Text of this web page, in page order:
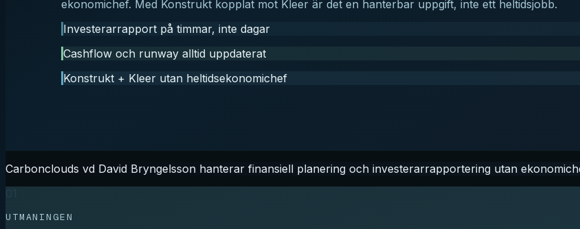
ekonomichef. Med Konstrukt kopplat mot Kleer är det en hanterbar uppgift, inte ett heltidsjobb.
Investerarrapport på timmar, inte dagar
Cashflow och runway alltid uppdaterat
Konstrukt + Kleer utan heltidsekonomichef
Carbonclouds vd David Bryngelsson hanterar finansiell planering och investerarrapportering utan
UTMANINGEN